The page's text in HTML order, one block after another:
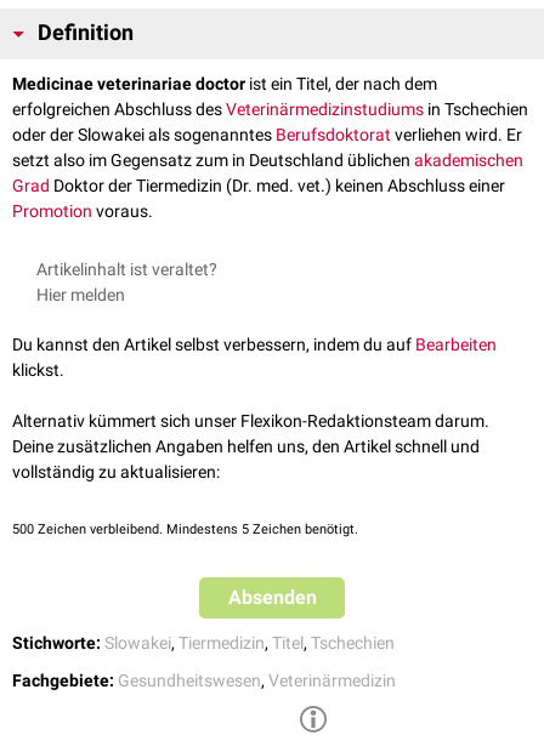
Definition
Medicinae veterinariae doctor ist ein Titel, der nach dem
erfolgreichen Abschluss desVeterinärmedizinstudiums in Tschechien
oder der Slowakei als sogenanntes Berufsdoktoratverliehen wird. Er
setzt also im Gegensatz zum in Deutschland üblichen akademischen
Grad Doktor der Tiermedizin (Dr. med. vet.) keinen Abschluss einer
Promotion voraus.
Artikelinhalt ist veraltet?
Hier melden
Du kannst den Artikel selbst verbessern, indem du auf Bearbeiten
klickst.
Alternativ kümmert sich unser Flexikon-Redaktionsteam darum.
Deine zusätzlichen Angaben helfen uns, den Artikel schnell und
vollständig zu aktualisieren:
500 Zeichen verbleibend. Mindestens 5 Zeichen benötigt.
Absenden
Stichworte: Slowakei, Tiermedizin, Titel, Tschechien
Fachgebiete: Gesundheitswesen, Veterinärmedizin